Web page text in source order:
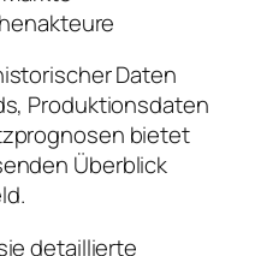
Daten
Produktionsdaten
bietet
Überblick
detaillierte